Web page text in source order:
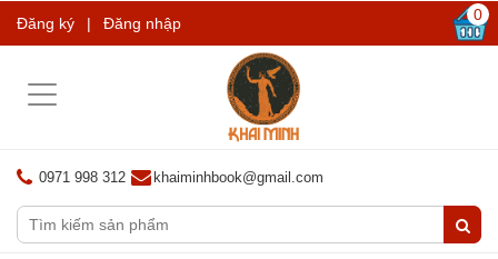
Đăng ký | Đăng nhập 0
Toggle
0971 998 312 khaiminhbook@gmail.com